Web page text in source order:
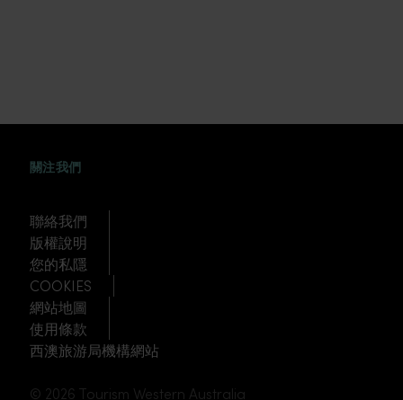
關注我們
聯絡我們
版權說明
您的私隱
COOKIES
網站地圖
使用條款
西澳旅游局機構網站
© 2026 Tourism Western Australia